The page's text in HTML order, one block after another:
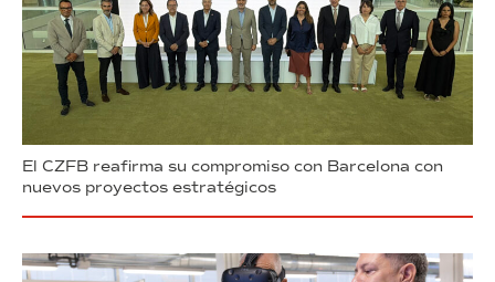
El CZFB reafirma su compromiso con Barcelona con
nuevos proyectos estratégicos